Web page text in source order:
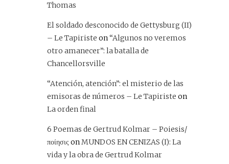
Thomas
El soldado desconocido de Gettysburg (II)
– Le Tapiriste on“Algunos no veremos
otro amanecer”: la batalla de
Chancellorsville
“Atención, atención”: el misterio de las
emisoras de números – Le Tapiriste on
La orden final
6 Poemas de Gertrud Kolmar – Poiesis/
ποίησις onMUNDOS EN CENIZAS (I): La
vida y la obra de Gertrud Kolmar